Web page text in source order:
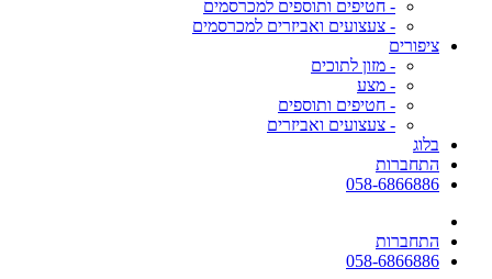
- חטיפים ותוספים למכרסמים
- צעצועים ואביזרים למכרסמים
ציפורים
- מזון לתוכים
- מצע
- חטיפים ותוספים
- צעצועים ואביזרים
בלוג
התחברות
058-6866886
התחברות
058-6866886